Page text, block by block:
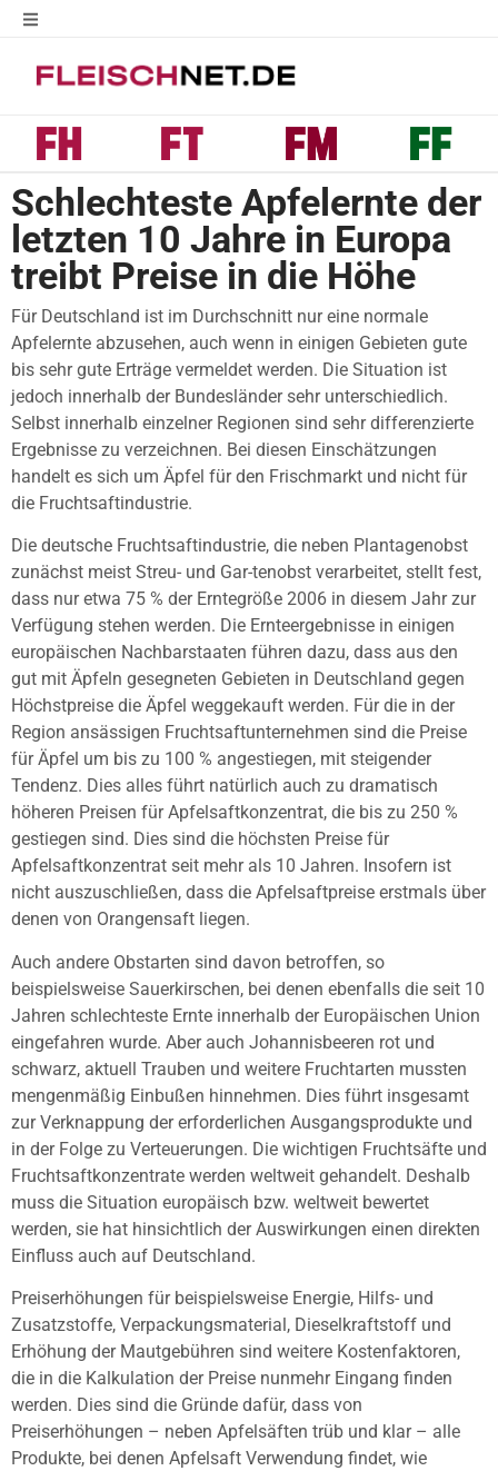
Schlechteste Apfelernte der
letzten 10 Jahre in Europa
treibt Preise in die Höhe
Für Deutschland ist im Durchschnitt nur eine normale
Apfelernte abzusehen, auch wenn in einigen Gebieten gute
bis sehr gute Erträge vermeldet werden. Die Situation ist
jedoch innerhalb der Bundesländer sehr unterschiedlich.
Selbst innerhalb einzelner Regionen sind sehr differenzierte
Ergebnisse zu verzeichnen. Bei diesen Einschätzungen
handelt es sich um Äpfel für den Frischmarkt und nicht für
die Fruchtsaftindustrie.
Die deutsche Fruchtsaftindustrie, die neben Plantagenobst
zunächst meist Streu- und Gar-tenobst verarbeitet, stellt fest,
dass nur etwa 75 % der Erntegröße 2006 in diesem Jahr zur
Verfügung stehen werden. Die Ernteergebnisse in einigen
europäischen Nachbarstaaten führen dazu, dass aus den
gut mit Äpfeln gesegneten Gebieten in Deutschland gegen
Höchstpreise die Äpfel weggekauft werden. Für die in der
Region ansässigen Fruchtsaftunternehmen sind die Preise
für Äpfel um bis zu 100 % angestiegen, mit steigender
Tendenz. Dies alles führt natürlich auch zu dramatisch
höheren Preisen für Apfelsaftkonzentrat, die bis zu 250 %
gestiegen sind. Dies sind die höchsten Preise für
Apfelsaftkonzentrat seit mehr als 10 Jahren. Insofern ist
nicht auszuschließen, dass die Apfelsaftpreise erstmals über
denen von Orangensaft liegen.
Auch andere Obstarten sind davon betroffen, so
beispielsweise Sauerkirschen, bei denen ebenfalls die seit 10
Jahren schlechteste Ernte innerhalb der Europäischen Union
eingefahren wurde. Aber auch Johannisbeeren rot und
schwarz, aktuell Trauben und weitere Fruchtarten mussten
mengenmäßig Einbußen hinnehmen. Dies führt insgesamt
zur Verknappung der erforderlichen Ausgangsprodukte und
in der Folge zu Verteuerungen. Die wichtigen Fruchtsäfte und
Fruchtsaftkonzentrate werden weltweit gehandelt. Deshalb
muss die Situation europäisch bzw. weltweit bewertet
werden, sie hat hinsichtlich der Auswirkungen einen direkten
Einfluss auch auf Deutschland.
Preiserhöhungen für beispielsweise Energie, Hilfs- und
Zusatzstoffe, Verpackungsmaterial, Dieselkraftstoff und
Erhöhung der Mautgebühren sind weitere Kostenfaktoren,
die in die Kalkulation der Preise nunmehr Eingang finden
werden. Dies sind die Gründe dafür, dass von
Preiserhöhungen – neben Apfelsäften trüb und klar – alle
Produkte, bei denen Apfelsaft Verwendung findet, wie